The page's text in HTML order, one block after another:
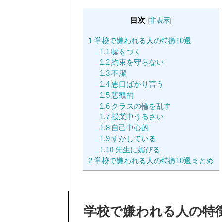
目次 [非表示]
1 学校で嫌われる人の特徴10選
1.1 嘘をつく
1.2約束を守らない
1.3不潔
1.4悪口ばかり言う
1.5悲観的
1.6クラスの輪を乱す
1.7授業中うるさい
1.8自己中心的
1.9すかしている
1.10先生に媚びる
2 学校で嫌われる人の特徴10選まとめ
学校で嫌われる人の特